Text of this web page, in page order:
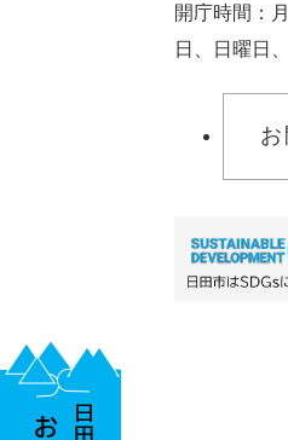
開庁時間：
日、日曜日